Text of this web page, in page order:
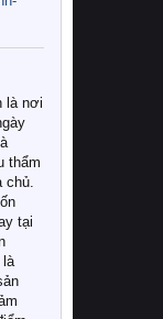
là nơi
thẩm
chủ.
tại
là